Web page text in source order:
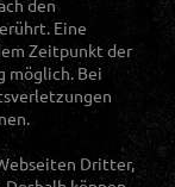
den
Eine
Zeitpunkt der
möglich. Bei
Dritter,